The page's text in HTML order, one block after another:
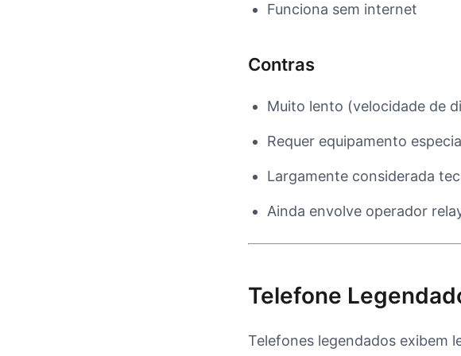
Funciona sem internet
Contras
Muito lento (velocidade de
Requer equipamento
Largamente considerada
Ainda envolve operador
Telefone
Telefones legendados exibem